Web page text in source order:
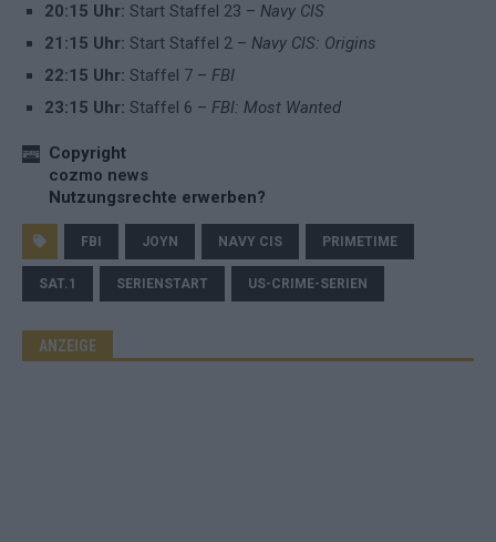
20:15 Uhr: Start Staffel 23 – Navy CIS
21:15 Uhr: Start Staffel 2 – Navy CIS: Origins
22:15 Uhr: Staffel 7 – FBI
23:15 Uhr: Staffel 6 – FBI: Most Wanted
Copyright
cozmo news
Nutzungsrechte erwerben?
FBI JOYN NAVY CIS PRIMETIME
SAT.1 SERIENSTART US-CRIME-SERIEN
ANZEIGE